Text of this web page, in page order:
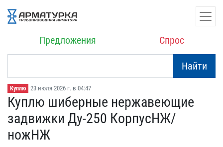
Предложения Спрос
Найти
Куплю 23 июля 2026 г. в 04:47
Куплю шиберные нержавеющ​ие
задвижки Ду-250 Корп​усНЖ/
ножНЖ